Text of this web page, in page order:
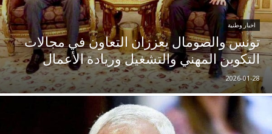
اخبار وطنية
تونس والصومال يعززان التعاون في مجالات
التكوين المهني والتشغيل وريادة الأعمال
2026-01-28